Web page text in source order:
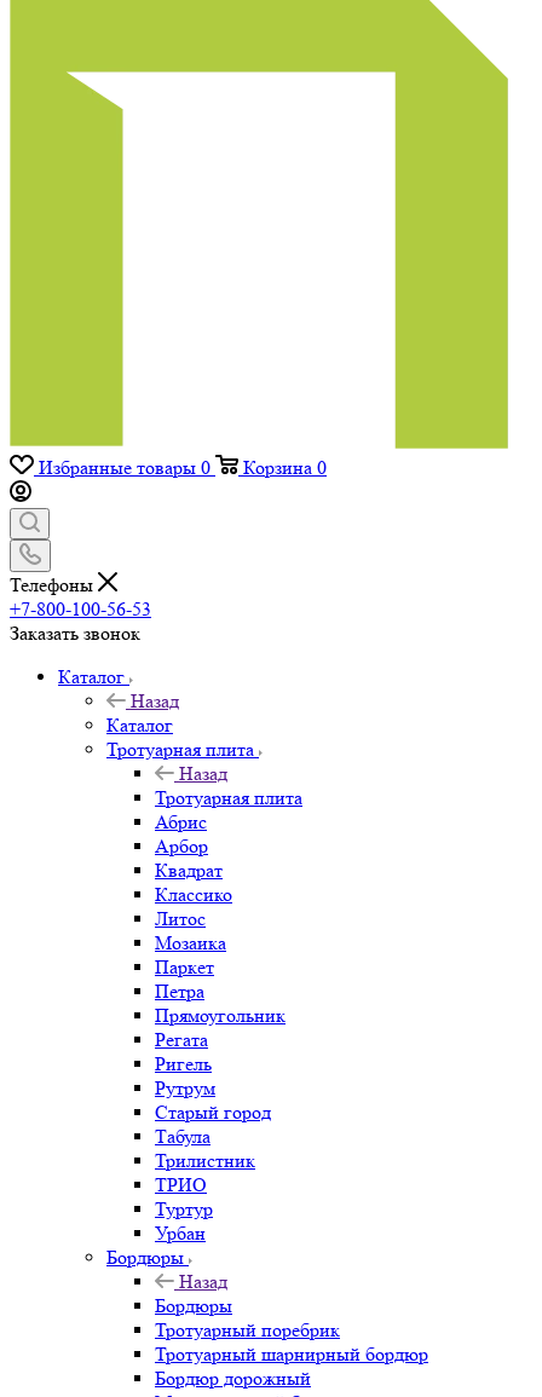
Избранные товары 0 Корзина 0
Телефоны
+7-800-100-56-53
Заказать звонок
Каталог
Назад
Каталог
Тротуарная плита
Назад
Тротуарная плита
Абрис
Арбор
Квадрат
Классико
Литос
Мозаика
Паркет
Петра
Прямоугольник
Регата
Ригель
Рутрум
Старый город
Табула
Трилистник
ТРИО
Туртур
Урбан
Бордюры
Назад
Бордюры
Тротуарный поребрик
Тротуарный шарнирный бордюр
Бордюр дорожный